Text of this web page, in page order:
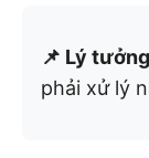
📌 Lý
phải xử lý